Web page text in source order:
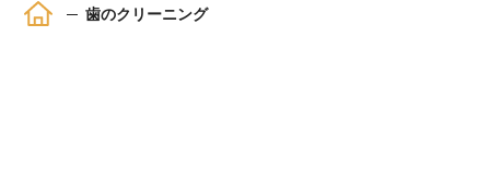
ホーム 歯のクリーニング